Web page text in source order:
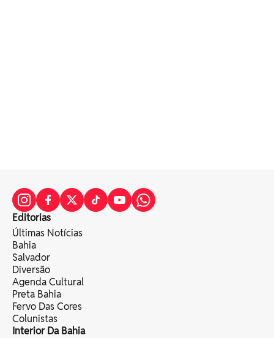
Editorias
Últimas Notícias
Bahia
Salvador
Diversão
Agenda Cultural
Preta Bahia
Fervo Das Cores
Colunistas
Interior Da Bahia